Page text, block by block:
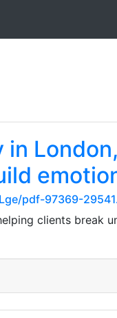
pdf-97369-
clients break